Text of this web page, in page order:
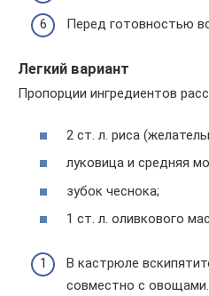
Перед готовностью
Легкий вариант
Пропорции ингредиентов
2 ст. л. риса
луковица и средняя
зубок чеснока;
1 ст. л. оливкового
В кастрюле
совместно с